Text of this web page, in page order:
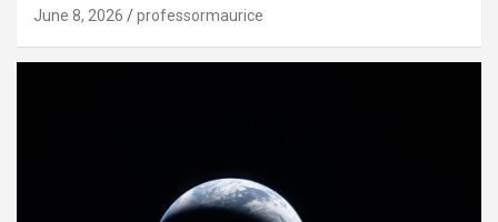
June 8, 2026 professormaurice